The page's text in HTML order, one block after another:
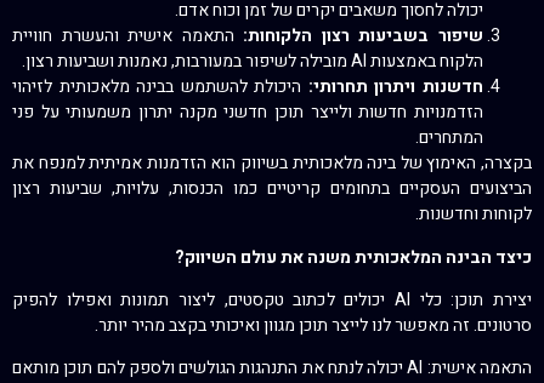
יכולה לחסוך משאבים יקרים של זמן וכוח אדם.
שיפור בשביעות רצון הלקוחות: התאמה אישית והעשרת חוויית
הלקוח באמצעות AI מובילה לשיפור במעורבות, נאמנות ושביעות רצון.
חדשנות ויתרון תחרותי: היכולת להשתמש בבינה מלאכותית לזיהוי
הזדמנויות חדשות ולייצר תוכן חדשני מקנה יתרון משמעותי על פני
המתחרים.
בקצרה, האימוץ של בינה מלאכותית בשיווק הוא הזדמנות אמיתית למנפח את
הביצועים העסקיים בתחומים קריטיים כמו הכנסות, עלויות, שביעות רצון
לקוחות וחדשנות.
כיצד הבינה המלאכותית משנה את עולם השיווק?
יצירת תוכן: כלי AI יכולים לכתוב טקסטים, ליצור תמונות ואפילו להפיק
סרטונים. זה מאפשר לנו לייצר תוכן מגוון ואיכותי בקצב מהיר יותר.
התאמה אישית: AI יכולה לנתח את התנהגות הגולשים ולספק להם תוכן מותאם